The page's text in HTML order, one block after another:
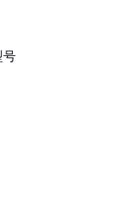
号